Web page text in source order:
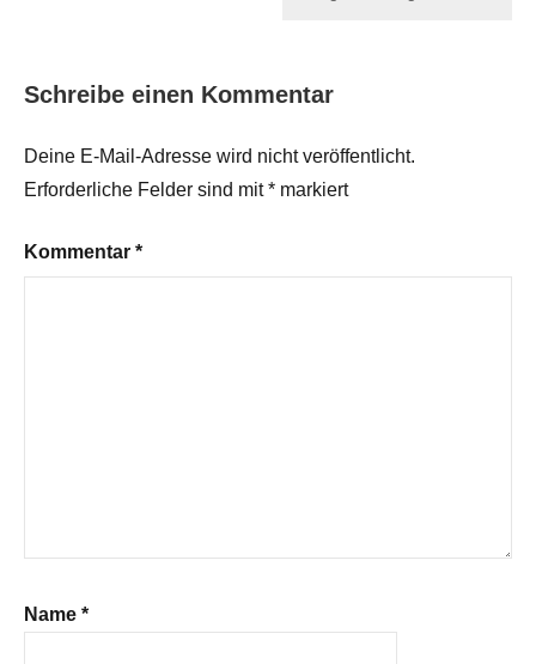
Schreibe einen Kommentar
Deine E-Mail-Adresse wird nicht veröffentlicht.
Erforderliche Felder sind mit* markiert
Kommentar *
Name *